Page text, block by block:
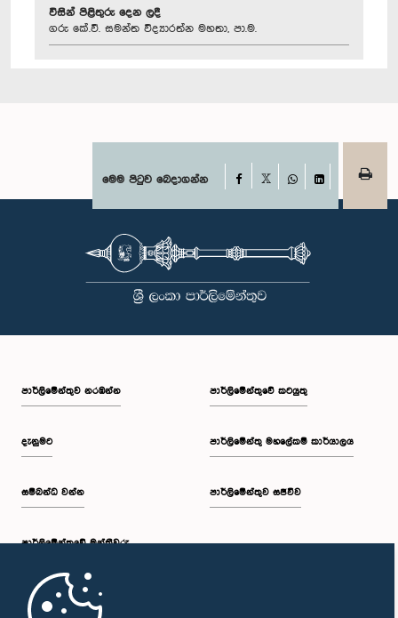
විසින් පිළිතුරු දෙන ලදී
ගරු කේ.වී. සමන්ත විද්‍යාරත්න මහතා, පා.ම.
මෙම පිටුව බෙදාගන්න Facebook
WhatsAppLinkedIn
පාර්ලි‌මේන්තුව නරඹන්න
දැනුමට
සම්බන්ධ වන්න
පාර්ලි‌මේන්තුවේ මන්ත්‍රීවරු
මුල් පිටුව
පාර්ලිමේන්තුවේ කටයුතු
පාර්ලිමේන්තු මහලේකම් කාර්යාලය
පාර්ලිමේන්තුව සජීවීව